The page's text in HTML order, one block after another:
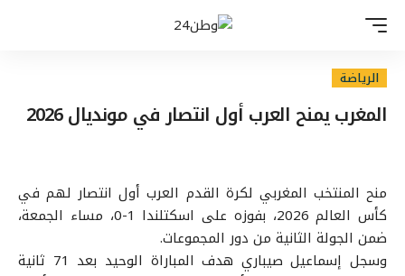
الرياضة
المغرب يمنح العرب أول انتصار في مونديال 2026
منح المنتخب المغربي لكرة القدم العرب أول انتصار لهم في
كأس العالم 2026، بفوزه على اسكتلندا 1-0، مساء الجمعة،
ضمن الجولة الثانية من دور المجموعات.
وسجل إسماعيل صيباري هدف المباراة الوحيد بعد 71 ثانية